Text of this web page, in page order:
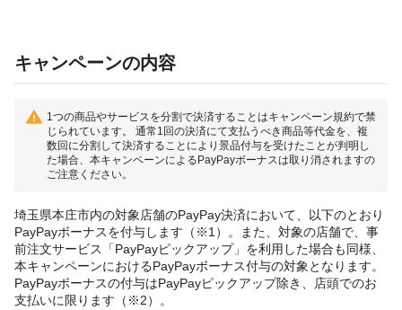
キャンペーンの内容
1つの商品やサービスを分割で決済することはキャンペーン規約で禁
じられています。 通常1回の決済にて支払うべき商品等代金を、複
数回に分割して決済することにより景品付与を受けたことが判明し
た場合、本キャンペーンによるPayPayボーナスは取り消されますの
ご注意ください。
埼玉県本庄市内の対象店舗のPayPay決済において、以下のとおり
PayPayボーナスを付与します（※1）。また、対象の店舗で、事
前注文サービス「PayPayピックアップ」を利用した場合も同様、
本キャンペーンにおけるPayPayボーナス付与の対象となります。
PayPayボーナスの付与はPayPayピックアップ除き、店頭でのお
支払いに限ります（※2）。